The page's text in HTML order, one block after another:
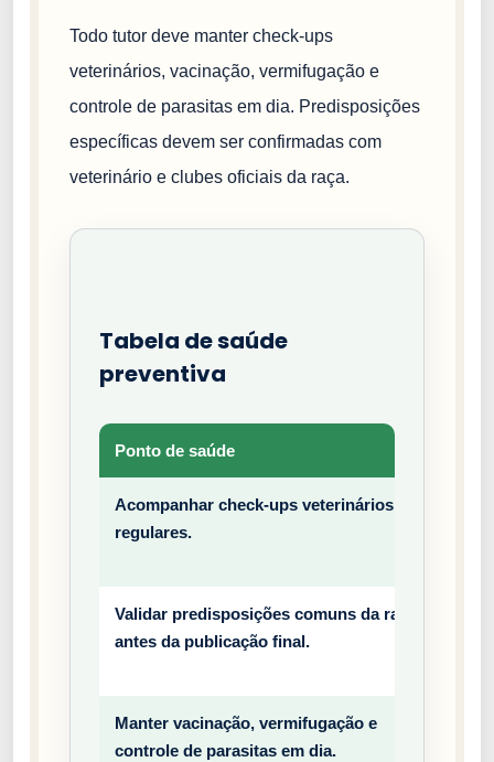
Todo tutor deve manter check-ups
veterinários, vacinação, vermifugação e
controle de parasitas em dia. Predisposições
específicas devem ser confirmadas com
veterinário e clubes oficiais da raça.
Tabela de saúde
preventiva
Ponto de saúde
Acompanhar check-ups veterinários
regulares.
Validar predisposições comuns da raça
antes da publicação final.
Manter vacinação, vermifugação e
controle de parasitas em dia.